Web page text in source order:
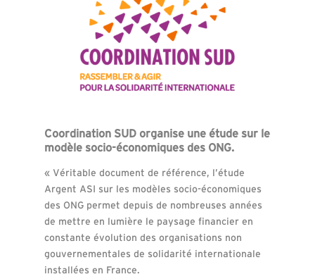
Coordination SUD organise une étude sur le
modèle socio-économiques des ONG.
« Véritable document de référence, l’étude
Argent ASI sur les modèles socio-économiques
des ONG permet depuis de nombreuses années
de mettre en lumière le paysage financier en
constante évolution des organisations non
gouvernementales de solidarité internationale
installées en France.